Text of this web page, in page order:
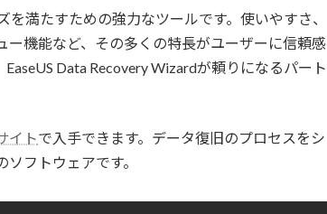
を満たすための強力なツールです。使いやすさ、
機能など、その多くの特長がユーザーに信頼感
Data Recovery Wizardが頼りになるパート
イトで入手できます。データ復旧のプロセスをシ
フトウェアです。